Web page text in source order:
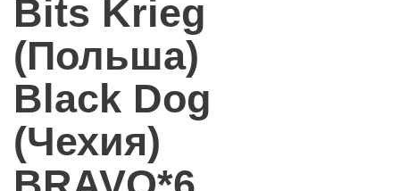
Bits Krieg
(Польша)
Black Dog
(Чехия)